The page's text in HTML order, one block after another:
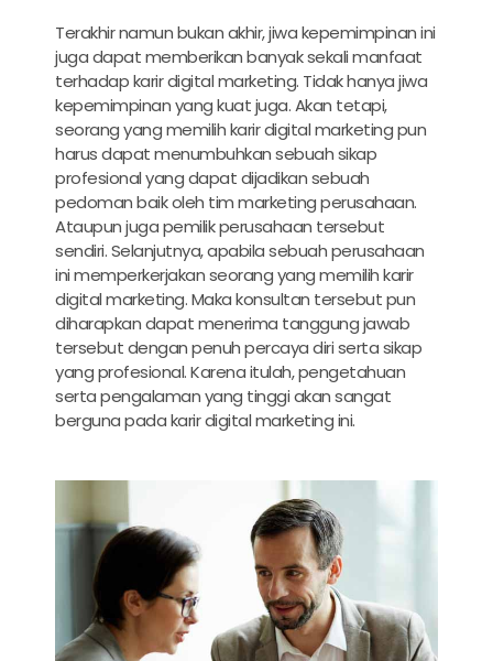
Terakhir namun bukan akhir, jiwa kepemimpinan ini
juga dapat memberikan banyak sekali manfaat
terhadapkarir digital marketing. Tidak hanya jiwa
kepemimpinan yang kuat juga. Akan tetapi,
seorang yang memilihkarir digital marketingpun
harus dapat menumbuhkan sebuah sikap
profesional yang dapat dijadikan sebuah
pedoman baik oleh tim marketing perusahaan.
Ataupun juga pemilik perusahaan tersebut
sendiri. Selanjutnya, apabila sebuah perusahaan
ini memperkerjakan seorang yang memilihkarir
digital marketing. Maka konsultan tersebut pun
diharapkan dapat menerima tanggung jawab
tersebut dengan penuh percaya diri serta sikap
yang profesional. Karena itulah, pengetahuan
serta pengalaman yang tinggi akan sangat
berguna padakarir digital marketingini.